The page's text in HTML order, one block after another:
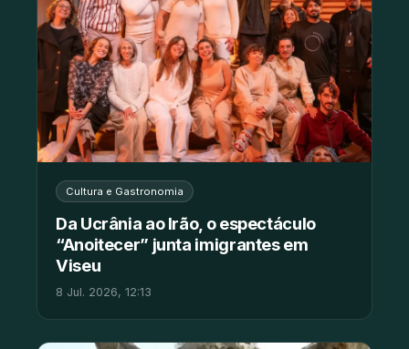
Cultura e Gastronomia
Da Ucrânia ao Irão, o espectáculo
“Anoitecer” junta imigrantes em
Viseu
8 Jul. 2026, 12:13